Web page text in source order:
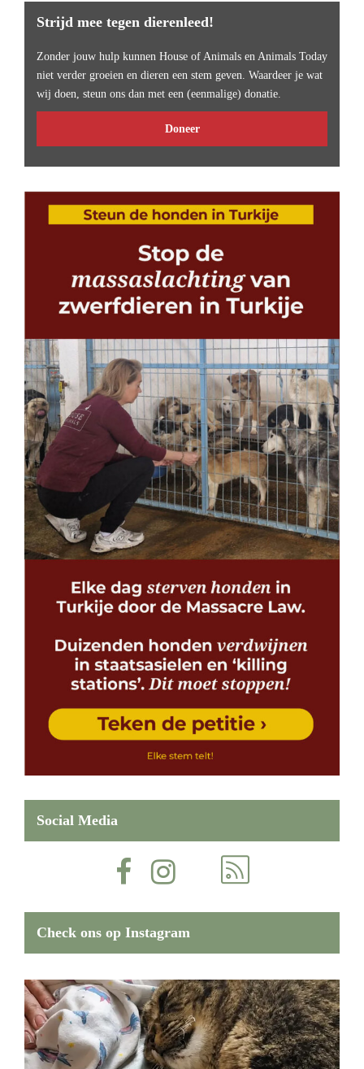
Strijd mee tegen dierenleed!
Zonder jouw hulp kunnen House of Animals en Animals Today
niet verder groeien en dieren een stem geven. Waardeer je wat
wij doen, steun ons dan met een (eenmalige) donatie.
Doneer
Social Media
Check ons op Instagram